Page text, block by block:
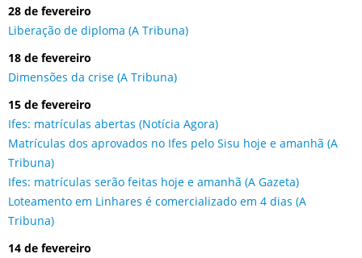
28 de fevereiro
Liberação de diploma (A Tribuna)
18 de fevereiro
Dimensões da crise (A Tribuna)
15 de fevereiro
Ifes: matrículas abertas (Notícia Agora)
Matrículas dos aprovados no Ifes pelo Sisu hoje e amanhã (A
Tribuna)
Ifes: matrículas serão feitas hoje e amanhã (A Gazeta)
Loteamento em Linhares é comercializado em 4 dias (A
Tribuna)
14 de fevereiro